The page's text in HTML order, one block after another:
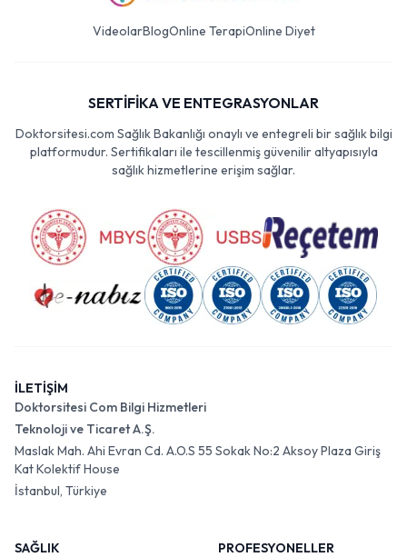
VideolarBlogOnline TerapiOnline Diyet
SERTİFİKA VE ENTEGRASYONLAR
Doktorsitesi.com Sağlık Bakanlığı onaylı ve entegreli bir sağlık bilgi
platformudur. Sertifikaları ile tescillenmiş güvenilir altyapısıyla
sağlık hizmetlerine erişim sağlar.
İLETİŞİM
Doktorsitesi Com Bilgi Hizmetleri
Teknoloji ve Ticaret A.Ş.
Maslak Mah. Ahi Evran Cd. A.O.S 55 Sokak No:2 Aksoy Plaza Giriş
Kat Kolektif House
İstanbul, Türkiye
SAĞLIK
PROFESYONELLER